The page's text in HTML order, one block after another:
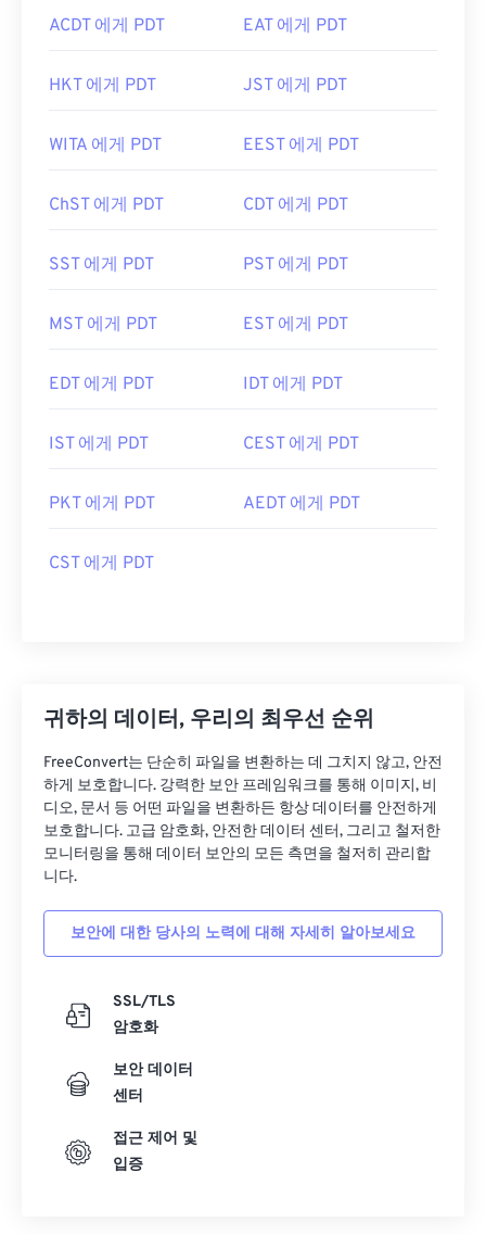
ACDT 에게 PDT EAT 에게 PDT
HKT 에게 PDT JST 에게 PDT
WITA 에게 PDT EEST 에게 PDT
ChST 에게 PDT CDT 에게 PDT
SST 에게 PDT PST 에게 PDT
MST 에게 PDT EST 에게 PDT
EDT 에게 PDT IDT 에게 PDT
IST 에게 PDT CEST 에게 PDT
PKT 에게 PDT AEDT 에게 PDT
CST 에게 PDT
귀하의 데이터, 우리의 최우선 순위
FreeConvert는 단순히 파일을 변환하는 데 그치지 않고, 안전
하게 보호합니다. 강력한 보안 프레임워크를 통해 이미지, 비
디오, 문서 등 어떤 파일을 변환하든 항상 데이터를 안전하게
보호합니다. 고급 암호화, 안전한 데이터 센터, 그리고 철저한
모니터링을 통해 데이터 보안의 모든 측면을 철저히 관리합
니다.
보안에 대한 당사의 노력에 대해 자세히 알아보세요
SSL/TLS
암호화
보안 데이터
센터
접근 제어 및
입증